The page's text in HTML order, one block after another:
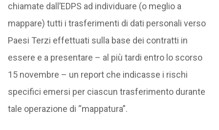
chiamate dall’EDPS ad individuare (o meglio a
mappare) tutti i trasferimenti di dati personali verso
Paesi Terzi effettuati sulla base dei contratti in
essere e a presentare – al più tardi entro lo scorso
15 novembre – un report che indicasse i rischi
specifici emersi per ciascun trasferimento durante
tale operazione di “mappatura”.